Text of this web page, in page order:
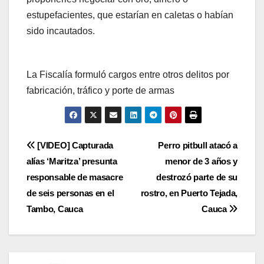
estupefacientes, que estarían en caletas o habían
sido incautados.
La Fiscalía formuló cargos entre otros delitos por
fabricación, tráfico y porte de armas
Navegación
de
entradas
Perro pitbull atacó a
menor de 3 años y
destrozó parte de su
rostro, en Puerto Tejada,
Cauca
[VIDEO] Capturada
alías ‘Maritza’ presunta
responsable de masacre
de seis personas en el
Tambo, Cauca